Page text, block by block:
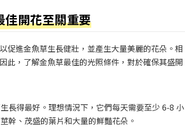
佳開花至關重要
促進金魚草生長健壯，並產生大量美麗的花朵。相
此，了解金魚草最佳的光照條件，對於確保其盛開
長得最好。理想情況下，它們每天需要至少 6-8 小
幹、茂盛的葉片和大量的鮮豔花朵。